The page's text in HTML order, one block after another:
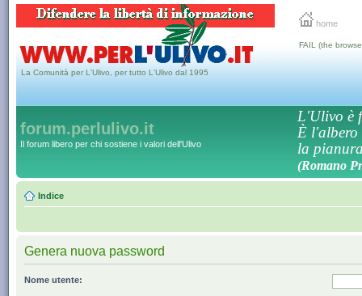
home
La Comunità per L'Ulivo, per tutto L'Ulivo dal 1995
FAIL (the
forum.perlulivo.it
Il forum libero per chi sostiene i valori dell'Ulivo
L'Ulivo è
È l'albero
la
(Romano
Indice
Genera nuova password
Nome utente: